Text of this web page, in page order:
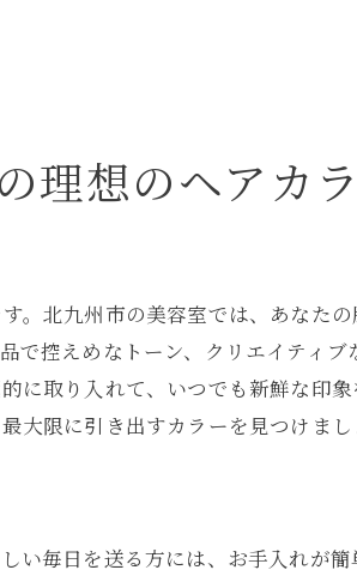
理想のヘアカ
。北九州市の美容室では、あなた
で控えめなトーン、クリエイティブ
に取り入れて、いつでも新鮮な印
限に引き出すカラーを見つけまし
い毎日を送る方には、お手入れが簡